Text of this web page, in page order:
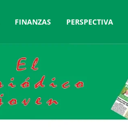
FINANZAS PERSPECTIVA